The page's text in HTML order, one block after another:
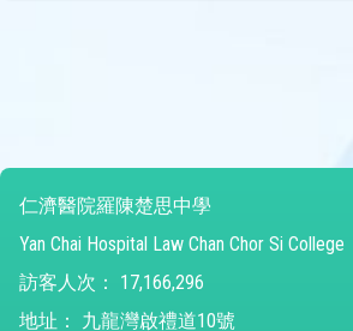
仁濟醫院羅陳楚思中學
Yan Chai Hospital Law Chan Chor Si College
訪客人次：
17,166,296
地址：
九龍灣啟禮道10號